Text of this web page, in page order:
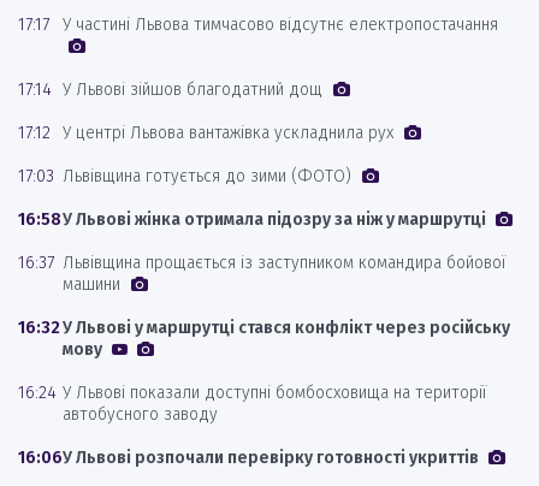
17:17 У частині Львова тимчасово відсутнє електропостачання
17:14 У Львові зійшов благодатний дощ
17:12 У центрі Львова вантажівка ускладнила рух
17:03 Львівщина готується до зими (ФОТО)
16:58У Львові жінка отримала підозру за ніж у маршрутці
16:37 Львівщина прощається із заступником командира бойової
машини
16:32У Львові у маршрутці стався конфлікт через російську
мову
16:24 У Львові показали доступні бомбосховища на території
автобусного заводу
16:06У Львові розпочали перевірку готовності укриттів